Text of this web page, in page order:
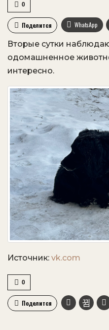
0
Поделится WhatsApp
VK
Вторые сутки
одомашненное
интересно.
Источник: vk.com
0
Поделится